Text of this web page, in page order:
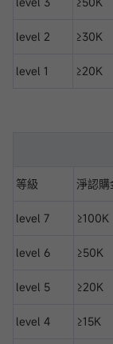
level 2 ≥30K
level 1 ≥20K
等級 淨認購
level 7 ≥100K
level 6 ≥50K
level 5 ≥20K
level 4 ≥15K